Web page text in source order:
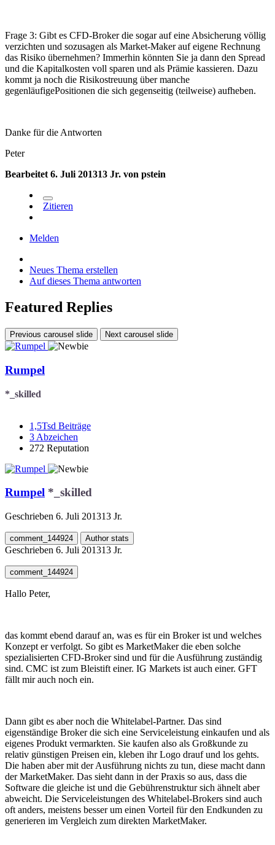
Frage 3: Gibt es CFD-Broker die sogar auf eine Absicherung völlig
verzichten und sozusagen als Market-Maker auf eigene Rechnung
das Risiko übernehmen? Immerhin könnten Sie ja dann den Spread
und die Kapitalkosten voll sparen und als Prämie kassieren. Dazu
kommt ja noch die Risikostreuung über manche
gegenläufigePositionen die sich gegenseitig (teilweise) aufheben.
Danke für die Antworten
Peter
Bearbeitet 6. Juli 201313 Jr. von pstein
Zitieren
Melden
Neues Thema erstellen
Auf dieses Thema antworten
Featured Replies
Previous carousel slide Next carousel slide
Rumpel
*_skilled
1,5Tsd Beiträge
3 Abzeichen
272 Reputation
Rumpel *_skilled
Geschrieben 6. Juli 201313 Jr.
comment_144924 Author stats
Geschrieben 6. Juli 201313 Jr.
comment_144924
Hallo Peter,
das kommt ebend darauf an, was es für ein Broker ist und welches
Konzept er verfolgt. So gibt es MarketMaker die eben solche
spezialisierten CFD-Broker sind und für die Ausführung zuständig
sind. CMC ist zum Bleistift einer. IG Markets ist auch einer. GFT
fällt mir auch noch ein.
Dann gibt es aber noch die Whitelabel-Partner. Das sind
eigenständige Broker die sich eine Serviceleistung einkaufen und als
eigenes Produkt vermarkten. Sie kaufen also als Großkunde zu
relativ günstigen Preisen ein, kleben ihr Logo drauf und los gehts.
Die haben aber mit der Ausführung nichts zu tun, diese macht dann
der MarketMaker. Das sieht dann in der Praxis so aus, dass die
Software die gleiche ist und die Gebührenstruktur sich ähnelt aber
abweicht. Die Serviceleistungen des Whitelabel-Brokers sind auch
oft anders, meistens besser um einen Vorteil für den Endkunden zu
generieren im Vergleich zum direkten MarketMaker.